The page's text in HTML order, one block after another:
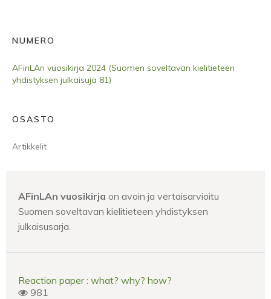
NUMERO
AFinLAn vuosikirja 2024 (Suomen soveltavan kielitieteen
yhdistyksen julkaisuja 81)
OSASTO
Artikkelit
AFinLAn vuosikirja on avoin ja vertaisarvioitu
Suomen soveltavan kielitieteen yhdistyksen
julkaisusarja.
Reaction paper : what? why? how?
981